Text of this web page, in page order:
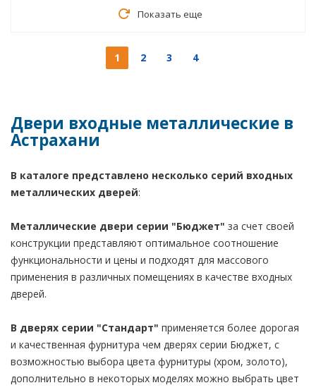
Показать еще
1 2 3 4
Двери входные металлические в
Астрахани
В каталоге представлено несколько серий входных
металлических дверей:
Металлические двери серии "Бюджет" за счет своей
конструкции представляют оптимальное соотношение
функциональности и цены и подходят для массового
применения в различных помещениях в качестве входных
дверей.
В дверях серии "Стандарт" применяется более дорогая
и качественная фурнитура чем дверях серии Бюджет, с
возможностью выбора цвета фурнитуры (хром, золото),
дополнительно в некоторых моделях можно выбрать цвет